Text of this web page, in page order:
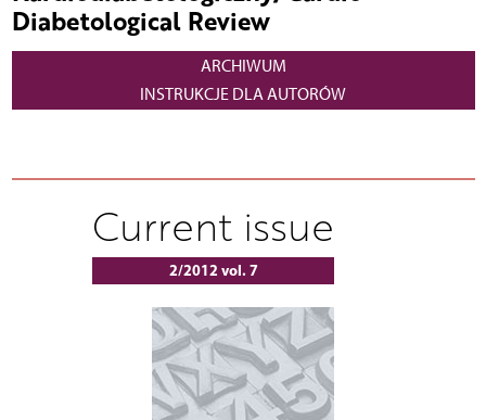
Diabetological Review
ARCHIWUM
INSTRUKCJE DLA AUTORÓW
Current issue
2/2012 vol. 7